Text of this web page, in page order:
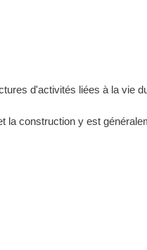
d'activités liées à la vie
la construction y est